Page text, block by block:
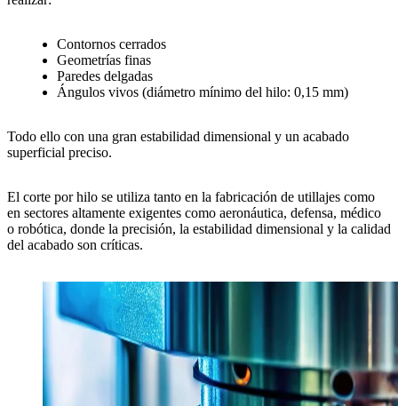
Contornos cerrados
Geometrías finas
Paredes delgadas
Ángulos vivos (diámetro mínimo del hilo: 0,15 mm)
Todo ello con una gran estabilidad dimensional y un acabado
superficial preciso.
El corte por hilo se utiliza tanto en la fabricación de utillajes como
en sectores altamente exigentes como aeronáutica, defensa, médico
o robótica, donde la precisión, la estabilidad dimensional y la calidad
del acabado son críticas.